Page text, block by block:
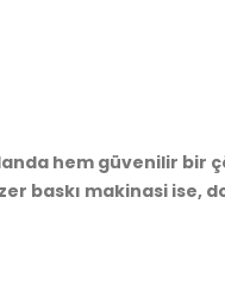
hem güvenilir bir
baskı makinasi ise,